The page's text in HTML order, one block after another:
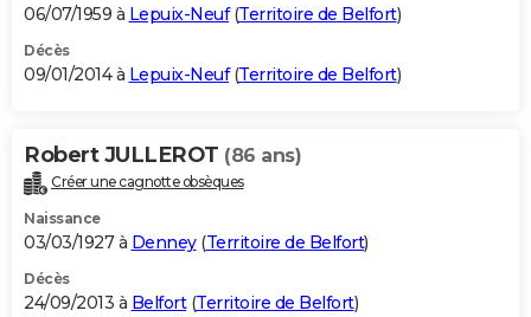
06/07/1959 à Lepuix-Neuf(Territoire de Belfort)
Décès
09/01/2014 à Lepuix-Neuf(Territoire de Belfort)
Robert JULLEROT (86 ans)
Créer une cagnotte obsèques
Naissance
03/03/1927 à Denney(Territoire de Belfort)
Décès
24/09/2013 à Belfort(Territoire de Belfort)